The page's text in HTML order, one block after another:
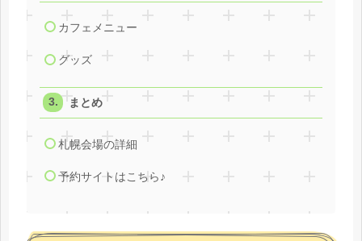
カフェメニュー
グッズ
まとめ
札幌会場の詳細
予約サイトはこちら♪